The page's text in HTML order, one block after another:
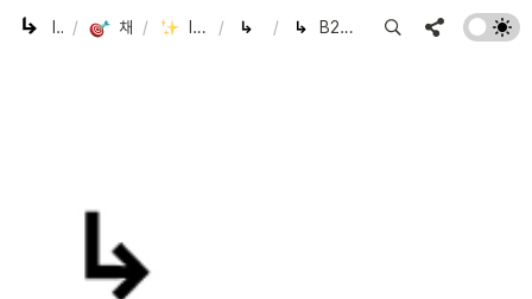
Indent Corp. / 채용 중인 포지션/ Indent 인재풀 등록 / Untitled
/ B2B Marketing Manager